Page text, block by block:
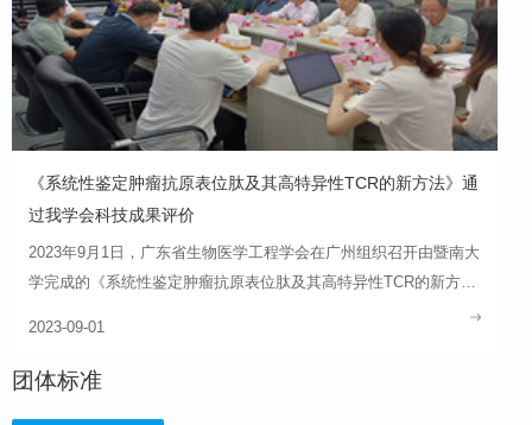
《系统性鉴定肿瘤抗原表位肽及其高特异性TCR的新方法》通
过我学会科技成果评价
2023年9月1日，广东省生物医学工程学会在广州组织召开由暨南大
学完成的《系统性鉴定肿瘤抗原表位肽及其高特异性TCR的新方
2023-09-01
团体标准